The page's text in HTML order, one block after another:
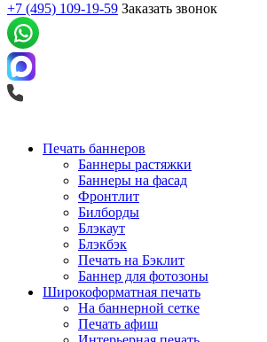
+7 (495) 109-19-59 Заказать звонок
Печать баннеров
Баннеры растяжки
Баннеры на фасад
Фронтлит
Билборды
Блэкаут
Блэкбэк
Печать на Бэклит
Баннер для фотозоны
Широкоформатная печать
На баннерной сетке
Печать афиш